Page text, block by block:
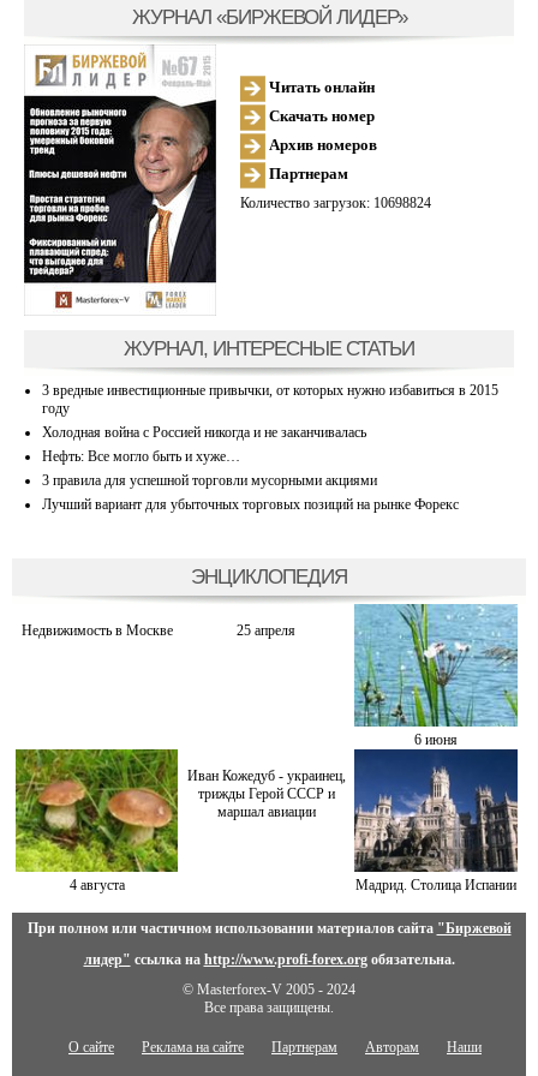
ЖУРНАЛ «БИРЖЕВОЙ ЛИДЕР»
Читать онлайн
Скачать номер
Архив номеров
Партнерам
Количество загрузок: 10698824
ЖУРНАЛ, ИНТЕРЕСНЫЕ СТАТЬИ
3 вредные инвестиционные привычки, от которых нужно избавиться в 2015
году
Холодная война с Россией никогда и не заканчивалась
Нефть: Все могло быть и хуже…
3 правила для успешной торговли мусорными акциями
Лучший вариант для убыточных торговых позиций на рынке Форекс
ЭНЦИКЛОПЕДИЯ
Недвижимость в Москве 25 апреля
6 июня
4 августа
Иван Кожедуб - украинец,
трижды Герой СССР и
маршал авиации
Мадрид. Столица Испании
При полном или частичном использовании материалов сайта "Биржевой
лидер" ссылка на http://www.profi-forex.orgобязательна.
© Masterforex-V 2005 - 2024
Все права защищены.
О сайте Реклама на сайте Партнерам Авторам Наши